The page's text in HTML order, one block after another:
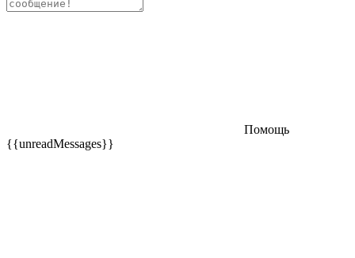
Помощь
{{unreadMessages}}